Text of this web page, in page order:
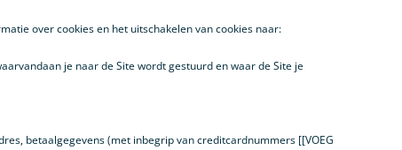
over cookies en het uitschakelen van cookies naar:
je naar de Site wordt gestuurd en waar de Site je
betaalgegevens (met inbegrip van creditcardnummers [[VOEG